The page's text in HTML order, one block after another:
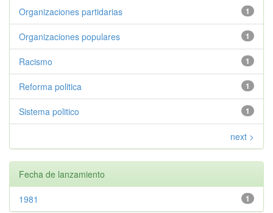
1
Organizaciones partidarias
1
Organizaciones populares
1
Racismo
1
Reforma politica
1
Sistema politico
next >
Fecha de lanzamiento
1
1981